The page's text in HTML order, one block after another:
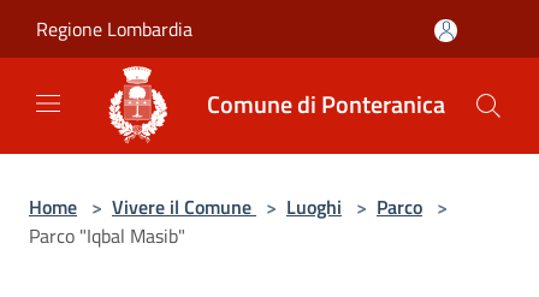
Regione Lombardia
Comune di Ponteranica
Home > Vivere il Comune > Luoghi > Parco >
Parco "Iqbal Masib"